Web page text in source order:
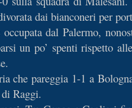
dai bianconeri per
dal Palermo,
un po’ spenti rispetto
che pareggia 1-1 a
Raggi.